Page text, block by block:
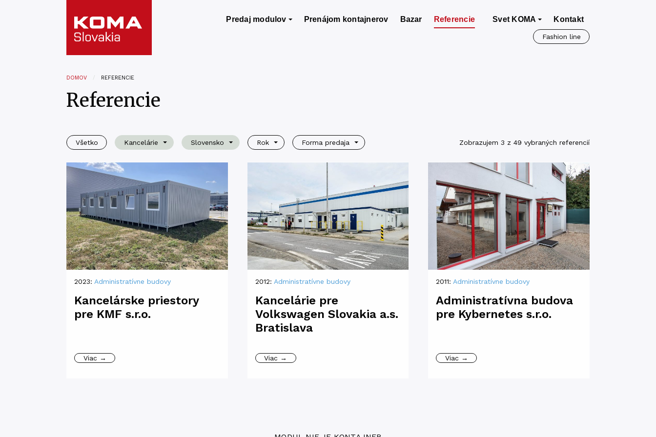
Predaj modulov Prenájom kontajnerov Bazar Referencie Svet KOMA Kontakt
Fashion line
DOMOV REFERENCIE
Referencie
Všetko Kancelárie Slovensko Rok Forma predaja Zobrazujem 3 z 49 vybraných referencií
2023: Administratívne budovy
Kancelárske priestory
pre KMF s.r.o.
Viac →
2012: Administratívne budovy
Kancelárie pre
Volkswagen Slovakia a.s.
Bratislava
Viac →
2011: Administratívne budovy
Administratívna budova
pre Kybernetes s.r.o.
Viac →